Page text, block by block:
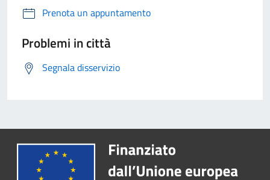
Prenota un appuntamento
Problemi in città
Segnala disservizio